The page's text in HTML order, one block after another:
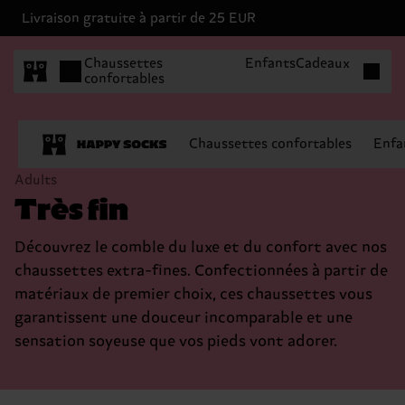
Livraison gratuite à partir de 25 EUR
Chaussettes
confortables
EnfantsCadeaux
Chaussettes confortables
Adults
Très fin
Découvrez le comble du luxe et du confort avec nos
chaussettes extra-fines. Confectionnées à partir de
matériaux de premier choix, ces chaussettes vous
garantissent une douceur incomparable et une
sensation soyeuse que vos pieds vont adorer.